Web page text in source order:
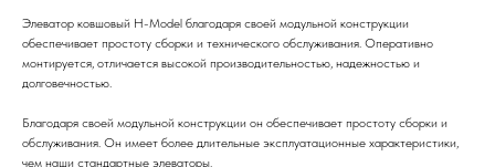
Элеватор ковшовый H-Model благодаря своей модульной конструкции
обеспечивает простоту сборки и технического обслуживания. Оперативно
монтируется, отличается высокой производительностью, надежностью и
долговечностью.
Благодаря своей модульной конструкции он обеспечивает простоту сборки и
обслуживания. Он имеет более длительные эксплуатационные характеристики,
чем наши стандартные элеваторы.